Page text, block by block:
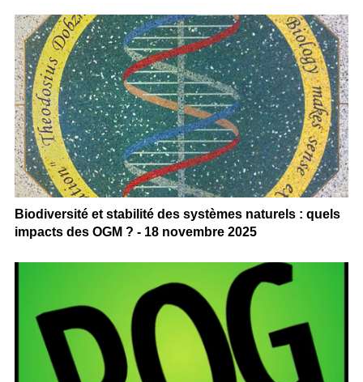
Biodiversité et stabilité des systèmes naturels : quels
impacts des OGM ? - 18 novembre 2025